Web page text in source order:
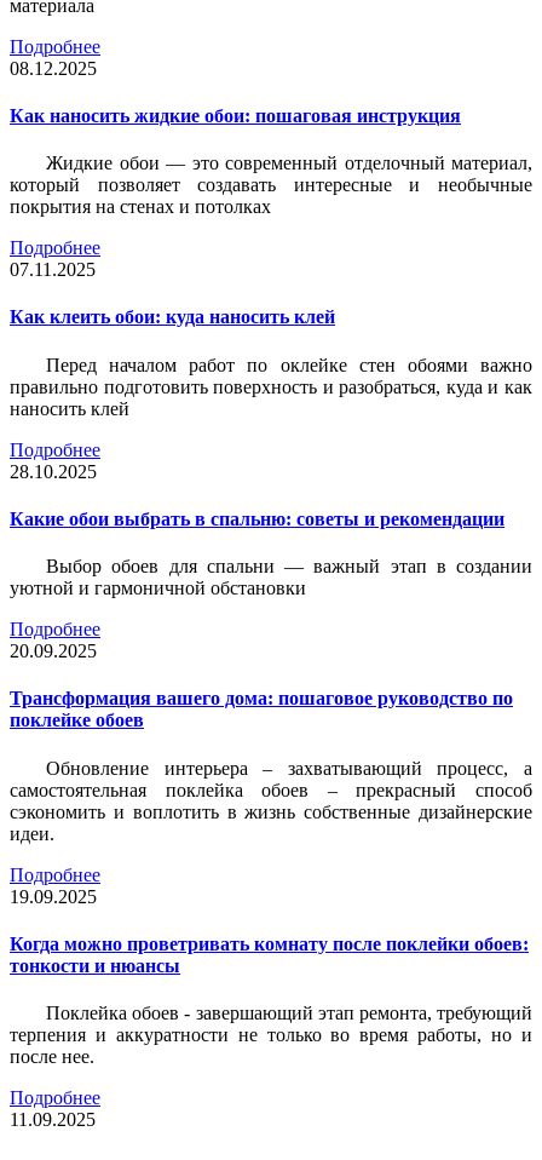
материала
Подробнее
08.12.2025
Как наносить жидкие обои: пошаговая инструкция
Жидкие обои — это современный отделочный материал,
который позволяет создавать интересные и необычные
покрытия на стенах и потолках
Подробнее
07.11.2025
Как клеить обои: куда наносить клей
Перед началом работ по оклейке стен обоями важно
правильно подготовить поверхность и разобраться, куда и как
наносить клей
Подробнее
28.10.2025
Какие обои выбрать в спальню: советы и рекомендации
Выбор обоев для спальни — важный этап в создании
уютной и гармоничной обстановки
Подробнее
20.09.2025
Трансформация вашего дома: пошаговое руководство по
поклейке обоев
Обновление интерьера – захватывающий процесс, а
самостоятельная поклейка обоев – прекрасный способ
сэкономить и воплотить в жизнь собственные дизайнерские
идеи.
Подробнее
19.09.2025
Когда можно проветривать комнату после поклейки обоев:
тонкости и нюансы
Поклейка обоев - завершающий этап ремонта, требующий
терпения и аккуратности не только во время работы, но и
после нее.
Подробнее
11.09.2025